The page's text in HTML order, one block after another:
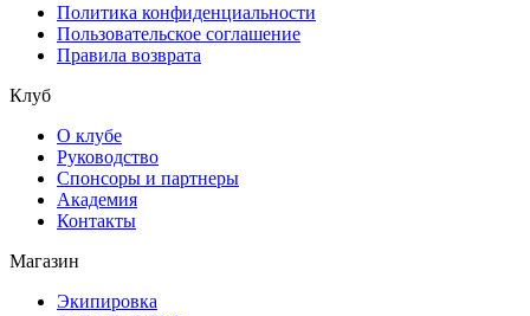
Политика конфиденциальности
Пользовательское соглашение
Правила возврата
Клуб
О клубе
Руководство
Спонсоры и партнеры
Академия
Контакты
Магазин
Экипировка